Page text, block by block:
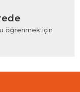
veya görüntülenemiyor.
bilgiler bulunuyor.
bulunuyor.
olmalı.
öğrenmek için